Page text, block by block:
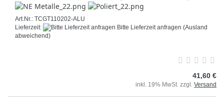
Art.Nr.: TCGT110202-ALU
Lieferzeit:
Bitte Lieferzeit anfragen (Ausland
abweichend)
41,60 €
inkl. 19% MwSt. zzgl. Versand